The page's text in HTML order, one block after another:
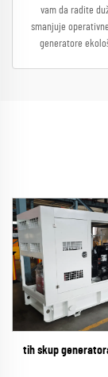
vam da radite
smanjuje
generatore
tih skup